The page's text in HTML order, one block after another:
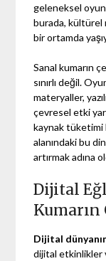
geleneksel
burada, kültürel
bir ortamda
Sanal kumarın
sınırlı değil.
materyaller,
çevresel etki
kaynak tüketimi
alanındaki bu
artırmak adına
Dijital
Kumarın
Dijital
dijital etkinlikler